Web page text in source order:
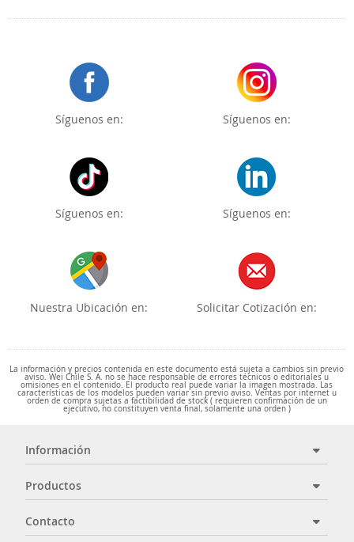
Síguenos en: Síguenos en:
Síguenos en: Síguenos en:
Nuestra Ubicación en: Solicitar Cotización en:
La información y precios contenida en este documento está sujeta a cambios sin previo
aviso. Wei Chile S. A. no se hace responsable de errores técnicos o editoriales u
omisiones en el contenido. El producto real puede variar la imagen mostrada. Las
características de los modelos pueden variar sin previo aviso. Ventas por internet u
orden de compra sujetas a factibilidad de stock ( requieren confirmación de un
ejecutivo, no constituyen venta final, solamente una orden )
Información
Productos
Contacto